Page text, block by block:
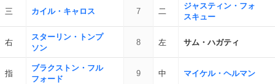
三 カイル・キャロス 7 二
ジャスティン・フォ
スキュー
右
スターリン・トンプ
ソン
8 左 サム・ハガティ
指
ブラクストン・フル
フォード
9 中 マイケル・ヘルマン